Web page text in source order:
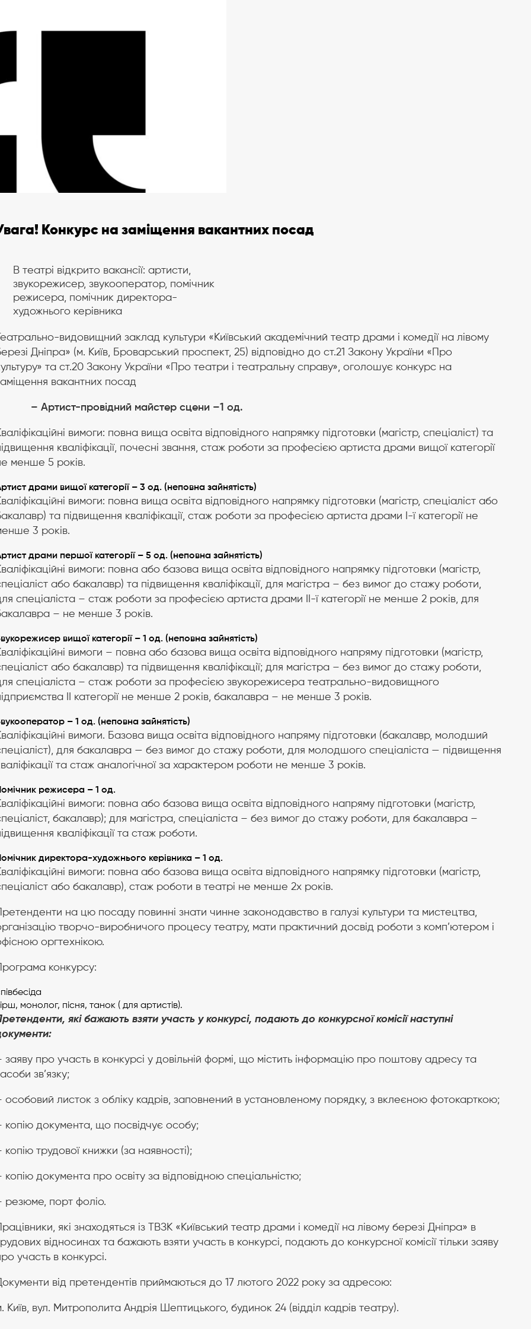
Конкурс на заміщення вакантних посад
В театрі відкрито вакансії: артисти,
звукорежисер, звукооператор, помічник
режисера, помічник директора-
художнього керівника
видовищний заклад культури «Київський академічний театр драми і комедії на лівому
Дніпра» (м. Київ, Броварський проспект, 25) відповідно до ст.21 Закону України «Про
та ст.20 Закону України «Про театри і театральну справу», оголошує конкурс на
вакантних посад
– Артист-провідний майстер сцени –1 од.
вимоги: повна вища освіта відповідного напрямку підготовки (магістр, спеціаліст) та
кваліфікації, почесні звання, стаж роботи за професією артиста драми вищої категорії
менше 5 років.
драми вищої категорії – 3 од. (неповна зайнятість)
вимоги: повна вища освіта відповідного напрямку підготовки (магістр, спеціаліст або
та підвищення кваліфікації, стаж роботи за професією артиста драми І-ї категорії не
3 років.
драми першої категорії – 5 од. (неповна зайнятість)
вимоги: повна або базова вища освіта відповідного напрямку підготовки (магістр,
або бакалавр) та підвищення кваліфікації, для магістра – без вимог до стажу роботи,
спеціаліста – стаж роботи за професією артиста драми ІІ-ї категорії не менше 2 років, для
– не менше 3 років.
вищої категорії – 1 од. (неповна зайнятість)
вимоги – повна або базова вища освіта відповідного напряму підготовки (магістр,
або бакалавр) та підвищення кваліфікації; для магістра – без вимог до стажу роботи,
спеціаліста – стаж роботи за професією звукорежисера театрально-видовищного
II категорії не менше 2 років, бакалавра – не менше 3 років.
– 1 од. (неповна зайнятість)
вимоги. Базова вища освіта відповідного напряму підготовки (бакалавр, молодший
для бакалавра — без вимог до стажу роботи, для молодшого спеціаліста — підвищення
та стаж аналогічної за характером роботи не менше 3 років.
режисера – 1 од.
вимоги: повна або базова вища освіта відповідного напряму підготовки (магістр,
бакалавр); для магістра, спеціаліста – без вимог до стажу роботи, для бакалавра –
кваліфікації та стаж роботи.
директора-художнього керівника – 1 од.
вимоги: повна або базова вища освіта відповідного напрямку підготовки (магістр,
або бакалавр), стаж роботи в театрі не менше 2х років.
на цю посаду повинні знати чинне законодавство в галузі культури та мистецтва,
творчо-виробничого процесу театру, мати практичний досвід роботи з комп’ютером і
оргтехнікою.
конкурсу:
монолог, пісня, танок ( для артистів).
які бажають взяти участь у конкурсі, подають до конкурсної комісії наступні
заяву про участь в конкурсі у довільній формі, що містить інформацію про поштову адресу та
зв’язку;
особовий листок з обліку кадрів, заповнений в установленому порядку, з вклеєною фотокарткою;
копію документа, що посвідчує особу;
копію трудової книжки (за наявності);
копію документа про освіту за відповідною спеціальністю;
резюме, порт фоліо.
які знаходяться із ТВЗК «Київський театр драми і комедії на лівому березі Дніпра» в
відносинах та бажають взяти участь в конкурсі, подають до конкурсної комісії тільки заяву
участь в конкурсі.
від претендентів приймаються до 17 лютого 2022 року за адресою:
Київ, вул. Митрополита Андрія Шептицького, будинок 24 (відділ кадрів театру).